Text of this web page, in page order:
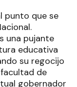
punto que se
una pujante
educativa
su regocijo
de
gobernador